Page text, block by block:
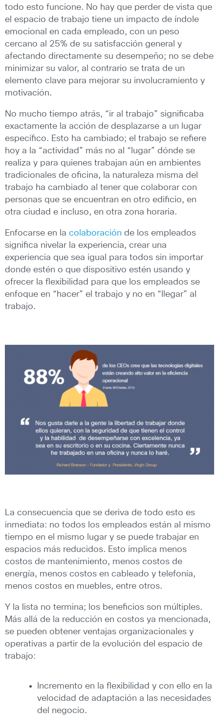
todo esto funcione. No hay que perder de vista que
el espacio de trabajo tiene un impacto de índole
emocional en cada empleado, con un peso
cercano al 25% de su satisfacción general y
afectando directamente su desempeño; no se debe
minimizar su valor, al contrario se trata de un
elemento clave para mejorar su involucramiento y
motivación.
No mucho tiempo atrás, “ir al trabajo” significaba
exactamente la acción de desplazarse a un lugar
específico. Esto ha cambiado; el trabajo se refiere
hoy a la “actividad” más no al “lugar” dónde se
realiza y para quienes trabajan aún en ambientes
tradicionales de oficina, la naturaleza misma del
trabajo ha cambiado al tener que colaborar con
personas que se encuentran en otro edificio, en
otra ciudad e incluso, en otra zona horaria.
Enfocarse en la colaboración de los empleados
significa nivelar la experiencia, crear una
experiencia que sea igual para todos sin importar
donde estén o que dispositivo estén usando y
ofrecer la flexibilidad para que los empleados se
enfoque en “hacer” el trabajo y no en “llegar” al
trabajo.
La consecuencia que se deriva de todo esto es
inmediata: no todos los empleados están al mismo
tiempo en el mismo lugar y se puede trabajar en
espacios más reducidos. Esto implica menos
costos de mantenimiento, menos costos de
energía, menos costos en cableado y telefonía,
menos costos en muebles, entre otros.
Y la lista no termina; los beneficios son múltiples.
Más allá de la reducción en costos ya mencionada,
se pueden obtener ventajas organizacionales y
operativas a partir de la evolución del espacio de
trabajo:
Incremento en la flexibilidad y con ello en la
velocidad de adaptación a las necesidades
del negocio.